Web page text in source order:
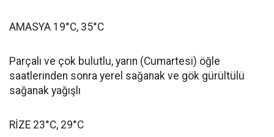
AMASYA 19°C, 35°C
Parçalı ve çok bulutlu, yarın (Cumartesi) öğle
saatlerinden sonra yerel sağanak ve gök gürültülü
sağanak yağışlı
RİZE 23°C, 29°C